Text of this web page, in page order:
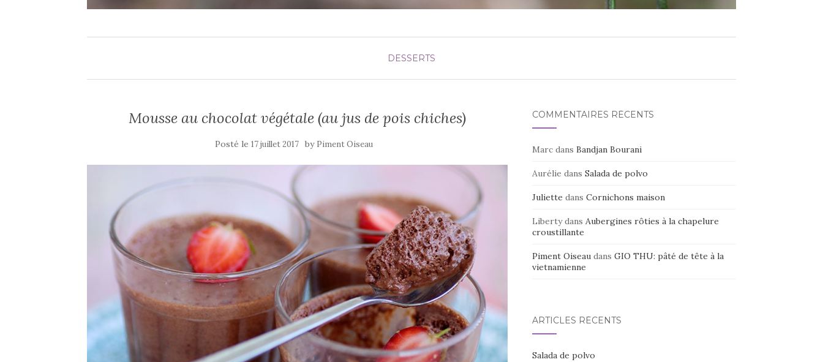
DESSERTS
Mousse au chocolat végétale (au jus de pois chiches)
Posté le17 juillet 2017 by Piment Oiseau
COMMENTAIRES RÉCENTS
Marcdans Bandjan Bourani
Aurélie dans Salada de polvo
Juliette dans Cornichons maison
Libertydans Aubergines rôties à la chapelure
croustillante
Piment Oiseaudans GIO THU: pâté de tête à la
vietnamienne
ARTICLES RÉCENTS
Salada de polvo